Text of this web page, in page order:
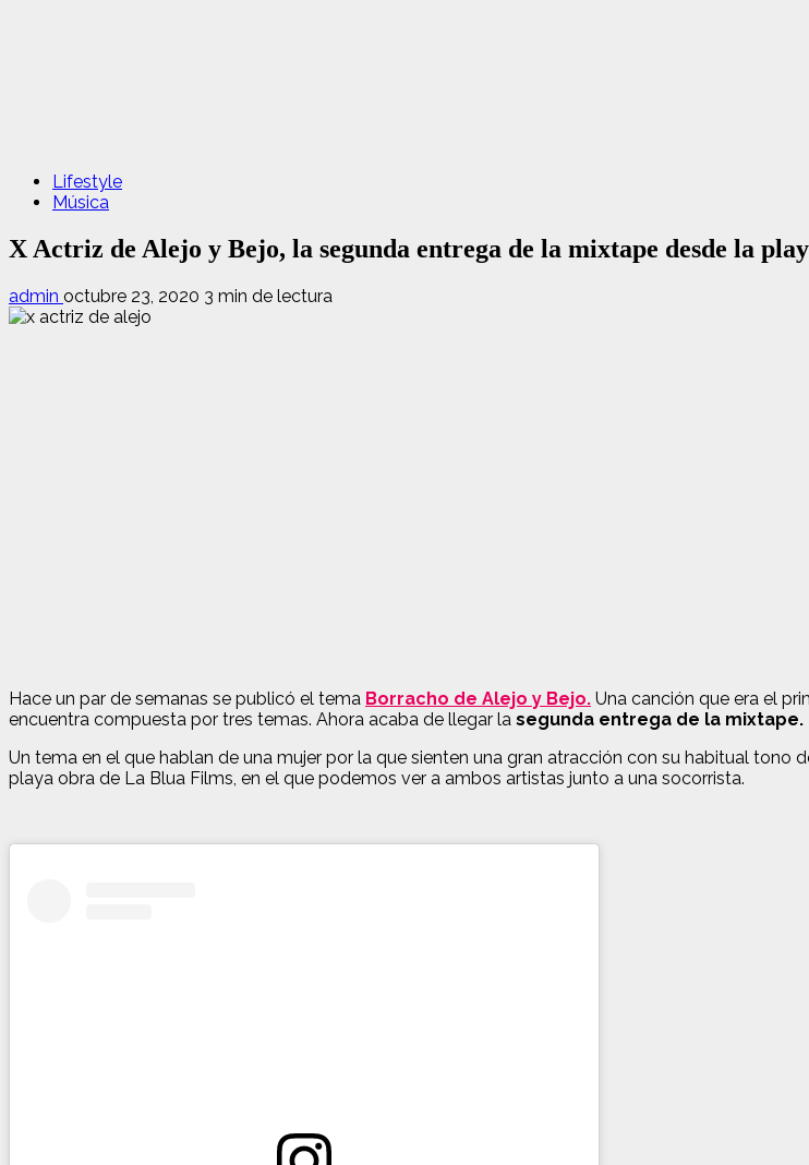
Lifestyle
Música
X Actriz de Alejo y Bejo, la segunda entrega de la mixtape desde la
admin octubre 23, 2020 3 min de lectura
Hace un par de semanas se publicó el tema Borracho de Alejo y Bejo. Una canción que era el
encuentra compuesta por tres temas. Ahora acaba de llegar la segunda entrega de la mixtape.
Un tema en el que hablan de una mujer por la que sienten una gran atracción con su habitual tono
playa obra de La Blua Films, en el que podemos ver a ambos artistas junto a una socorrista.